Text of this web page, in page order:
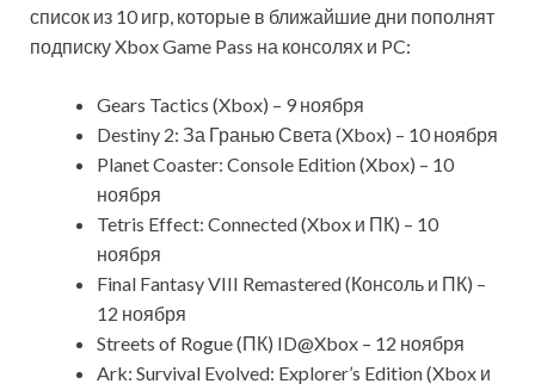
список из 10 игр, которые в ближайшие дни пополнят
подписку Xbox Game Pass на консолях и PC:
Gears Tactics (Xbox) – 9 ноября
Destiny 2: За Гранью Света (Xbox) – 10 ноября
Planet Coaster: Console Edition (Xbox) – 10
ноября
Tetris Effect: Connected (Xbox и ПК) – 10
ноября
Final Fantasy VIII Remastered (Консоль и ПК) –
12 ноября
Streets of Rogue (ПК) ID@Xbox – 12 ноября
Ark: Survival Evolved: Explorer’s Edition (Xbox и